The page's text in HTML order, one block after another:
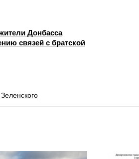
Донбасса
связей с братской